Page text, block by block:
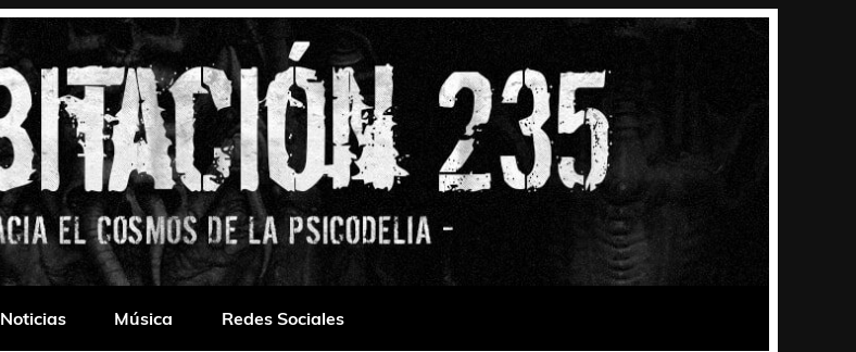
Noticias Música Redes Sociales